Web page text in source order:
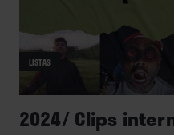
LISTAS
2024/ Clips